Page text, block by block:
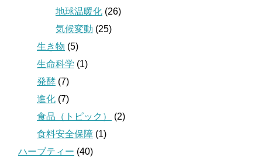
地球温暖化 (26)
気候変動 (25)
生き物 (5)
生命科学 (1)
発酵 (7)
進化 (7)
食品（トピック）
(2)
食料安全保障 (1)
ハーブティー (40)